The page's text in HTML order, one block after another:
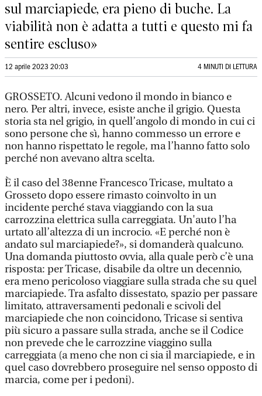
sul marciapiede, era pieno di buche. La
viabilità non è adatta a tutti e questo mi fa
sentire escluso»
12 aprile 2023 20:03 4 MINUTI DI LETTURA
GROSSETO. Alcuni vedono il mondo in bianco e
nero. Per altri, invece, esiste anche il grigio. Questa
storia sta nel grigio, in quell’angolo di mondo in cui ci
sono persone che sì, hanno commesso un errore e
non hanno rispettato le regole, ma l’hanno fatto solo
perché non avevano altra scelta.
È il caso del 38enne Francesco Tricase, multato a
Grosseto dopo essere rimasto coinvolto in un
incidente perché stava viaggiando con la sua
carrozzina elettrica sulla carreggiata. Un'auto l’ha
urtato all’altezza di un incrocio. «E perché non è
andato sul marciapiede?», si domanderà qualcuno.
Una domanda piuttosto ovvia, alla quale però c’è una
risposta: per Tricase, disabile da oltre un decennio,
era meno pericoloso viaggiare sulla strada che su quel
marciapiede. Tra asfalto dissestato, spazio per passare
limitato, attraversamenti pedonali e scivoli del
marciapiede che non coincidono, Tricase si sentiva
più sicuro a passare sulla strada, anche se il Codice
non prevede che le carrozzine viaggino sulla
carreggiata (a meno che non ci sia il marciapiede, e in
quel caso dovrebbero proseguire nel senso opposto di
marcia, come per i pedoni).